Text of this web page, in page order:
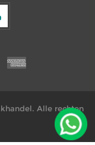
Alle rechten